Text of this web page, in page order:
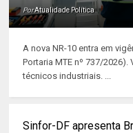
PorAtualidade Política
A nova NR-10 entra em
Portaria MTE nº 737/
técnicos industriais. ...
Sinfor-DF apresenta